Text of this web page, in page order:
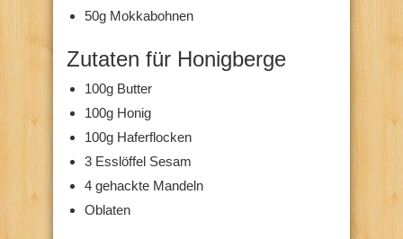
50g Mokkabohnen
Zutaten für Honigberge
100g Butter
100g Honig
100g Haferflocken
3 Esslöffel Sesam
4 gehackte Mandeln
Oblaten